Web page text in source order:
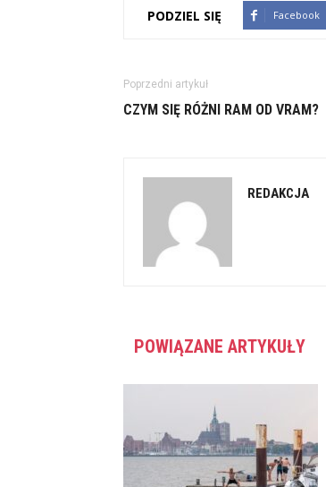
PODZIEL SIĘ Facebook
Poprzedni artykuł
CZYM SIĘ RÓŻNI RAM OD VRAM?
REDAKCJA
POWIĄZANE ARTYKUŁY